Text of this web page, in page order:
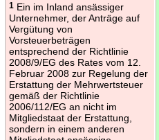
1Ein im Inland ansässiger
Unternehmer, der Anträge auf
Vergütung von
Vorsteuerbeträgen
entsprechend der Richtlinie
2008/9/EG des Rates vom 12.
Februar 2008 zur Regelung der
Erstattung der Mehrwertsteuer
gemäß der Richtlinie
2006/112/EG an nicht im
Mitgliedstaat der Erstattung,
sondern in einem anderen